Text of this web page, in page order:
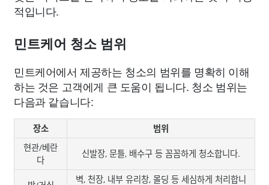
적입니다.
민트케어 청소 범위
민트케어에서 제공하는 청소의 범위를 명확히 이해
하는 것은 고객에게 큰 도움이 됩니다. 청소 범위는
다음과 같습니다:
장소
범위
현관/베란
다
신발장, 문틀, 배수구 등 꼼꼼하게 청소합니다.
벽, 천장, 내부 유리창, 몰딩 등 세심하게 처리합니